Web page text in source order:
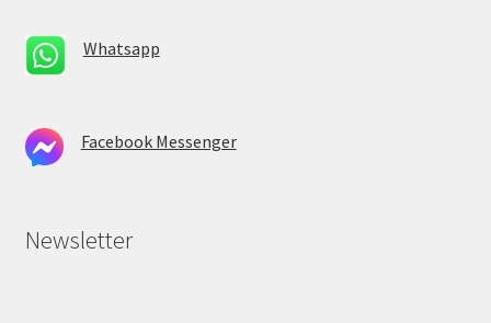
Whatsapp
Facebook Messenger
Newsletter